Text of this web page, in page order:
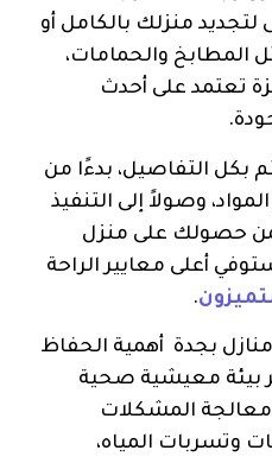
منزلك بالكامل أو
والحمامات،
تعتمد على أحدث
بكل التفاصيل، بدءًا من
وصولاً إلى التنفيذ
حصولك على منزل
أعلى معايير الراحة
.
بجدة أهمية الحفاظ
بيئة معيشية صحية
معالجة المشكلات
وتسربات المياه،